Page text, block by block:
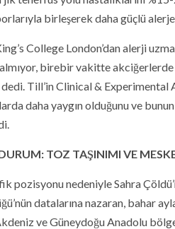
birleşerek daha güçlü
College London’dan alerji
birebir vakitte akciğerlerde
Till’in Clinical & Experimental
daha yaygın olduğunu ve
TOZ TAŞINIMI VE
pozisyonu nedeniyle Sahra
datalarına nazaran, bahar
ve Güneydoğu Anadolu